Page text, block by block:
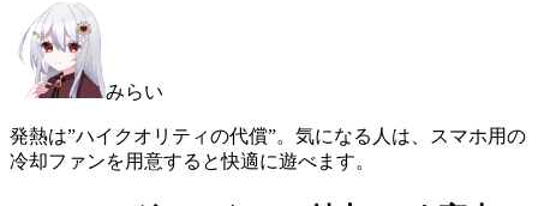
みらい
発熱は”ハイクオリティの代償”。気になる人は、スマホ用の
冷却ファンを用意すると快適に遊べます。